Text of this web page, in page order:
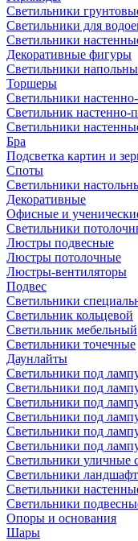
Светильники
Светильники для
Светильники
Декоративные фигуры
Светильники
Торшеры
Светильники
Светильник настенно-
Светильники
Бра
Подсветка картин и
Споты
Светильники
Декоративные
Офисные и
Светильники
Люстры подвесные
Люстры потолочные
Люстры-вентиляторы
Подвес
Светильники
Светильник кольцевой
Светильник мебельный
Светильники точечные
Даунлайты
Светильники под
Светильники под
Светильники под
Светильники под
Светильники под
Светильники под
Светильники уличные
Светильники
Светильники
Светильники
Опоры и основания
Шары